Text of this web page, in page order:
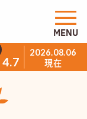
4.7
2026.08.06
現在
MENU